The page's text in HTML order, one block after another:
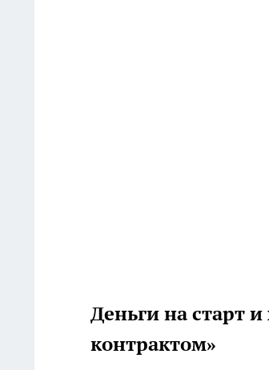
Деньги на старт
контрактом»